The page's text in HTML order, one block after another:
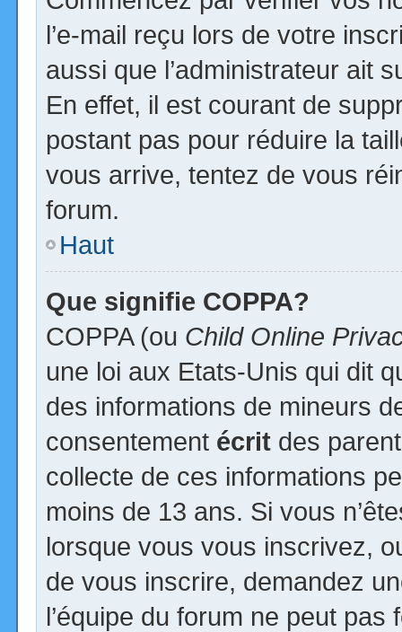
l’e-mail reçu lors de votre
aussi que l’administrateur ait
En effet, il est courant de
postant pas pour réduire la
vous arrive, tentez de vous
forum.
Haut
Que signifie COPPA?
COPPA (ou Child Online
une loi aux Etats-Unis qui dit
des informations de mineurs
consentement écrit des
collecte de ces informations
moins de 13 ans. Si vous
lorsque vous vous inscrivez,
de vous inscrire, demandez
l’équipe du forum ne peut